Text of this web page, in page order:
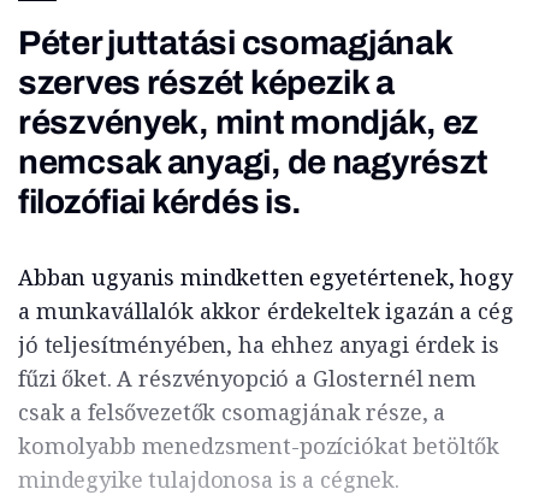
Péter juttatási csomagjának
szerves részét képezik a
részvények, mint mondják, ez
nemcsak anyagi, de nagyrészt
filozófiai kérdés is.
Abban ugyanis mindketten egyetértenek, hogy
a munkavállalók akkor érdekeltek igazán a cég
jó teljesítményében, ha ehhez anyagi érdek is
fűzi őket. A részvényopció a Glosternél nem
csak a felsővezetők csomagjának része, a
komolyabb menedzsment-pozíciókat betöltők
mindegyike tulajdonosa is a cégnek.